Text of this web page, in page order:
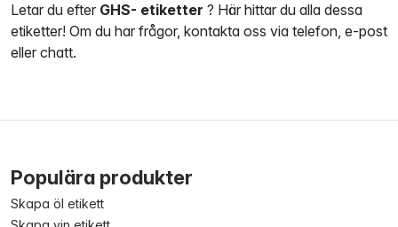
Letar du efter GHS- etiketter ? Här hittar du alla dessa
etiketter! Om du har frågor, kontakta oss via telefon, e-post
eller chatt.
Populära produkter
Skapa öl etikett